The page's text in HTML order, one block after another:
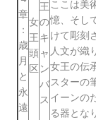
章
：
歳
月
と
永
遠
女
王
頭
区
王
の
キ
ャ
ン
バ
ス
ここは美
憶、そし
けて彫刻
人文が織
女王の伝
スターの
イーンの
る器とな